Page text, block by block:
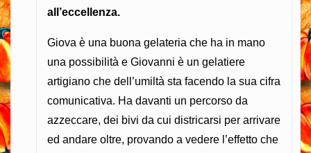
all’eccellenza.
Giova è una buona gelateria che ha in mano
una possibilità e Giovanni è un gelatiere
artigiano che dell’umiltà sta facendo la sua cifra
comunicativa. Ha davanti un percorso da
azzeccare, dei bivi da cui districarsi per arrivare
ed andare oltre, provando a vedere l’effetto che